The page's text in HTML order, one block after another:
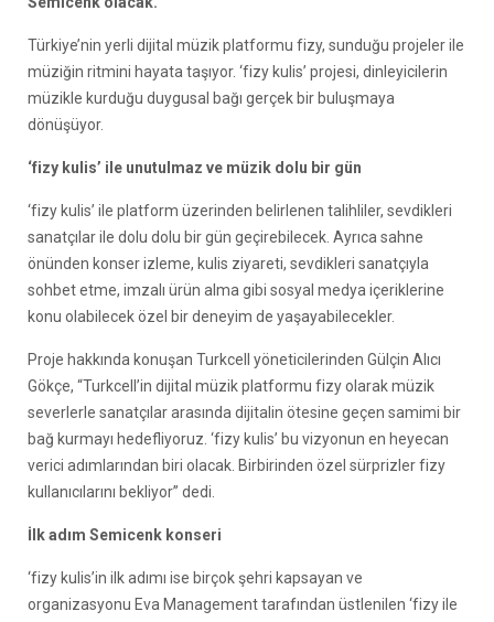
Türkiye’nin yerli dijital müzik platformu fizy, sunduğu projeler ile
müziğin ritmini hayata taşıyor. ‘fizy kulis’ projesi, dinleyicilerin
müzikle kurduğu duygusal bağı gerçek bir buluşmaya
dönüşüyor.
‘fizy kulis’ ile unutulmaz ve müzik dolu bir gün
‘fizy kulis’ ile platform üzerinden belirlenen talihliler, sevdikleri
sanatçılar ile dolu dolu bir gün geçirebilecek. Ayrıca sahne
önünden konser izleme, kulis ziyareti, sevdikleri sanatçıyla
sohbet etme, imzalı ürün alma gibi sosyal medya içeriklerine
konu olabilecek özel bir deneyim de yaşayabilecekler.
Proje hakkında konuşan Turkcell yöneticilerinden Gülçin Alıcı
Gökçe, “Turkcell’in dijital müzik platformu fizy olarak müzik
severlerle sanatçılar arasında dijitalin ötesine geçen samimi bir
bağ kurmayı hedefliyoruz. ‘fizy kulis’ bu vizyonun en heyecan
verici adımlarından biri olacak. Birbirinden özel sürprizler fizy
kullanıcılarını bekliyor” dedi.
İlk adım Semicenk konseri
‘fizy kulis’in ilk adımı ise birçok şehri kapsayan ve
organizasyonu Eva Management tarafından üstlenilen ‘fizy ile